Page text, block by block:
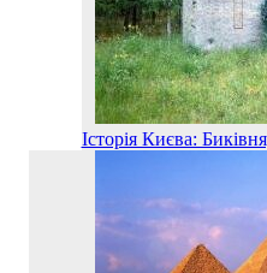
Історія Києва: